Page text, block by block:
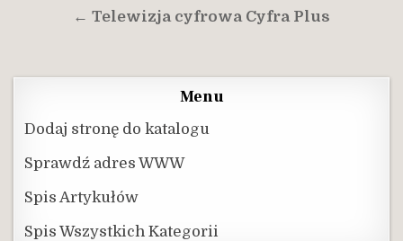
← Telewizja cyfrowa Cyfra Plus
Menu
Dodaj stronę do katalogu
Sprawdź adres WWW
Spis Artykułów
Spis Wszystkich Kategorii